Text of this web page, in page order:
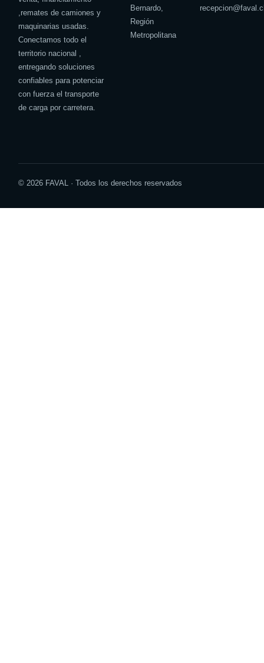
,remates de camiones y
maquinarias usadas.
Conectamos todo el
territorio nacional ,
entregando soluciones
confiables para potenciar
con fuerza el transporte
de carga por carretera.
Bernardo,
Región
Metropolitana
© 2026 FAVAL · Todos los derechos reservados